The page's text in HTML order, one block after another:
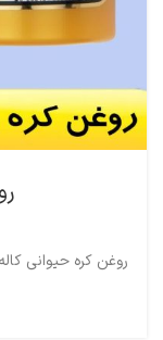
روغن کره حیوانی